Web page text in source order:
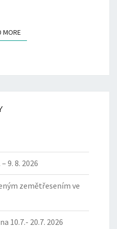
MOREREAD MORE
9. 8. 2026
zemětřesením ve
10.7.- 20.7. 2026